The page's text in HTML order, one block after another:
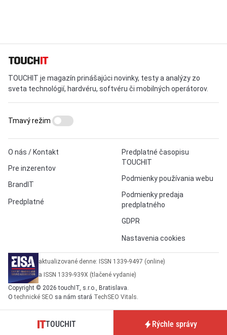
TOUCHIT je magazín prinášajúci novinky, testy a analýzy zo
sveta technológií, hardvéru, softvéru či mobilných operátorov.
O nás / Kontakt
Pre inzerentov
BrandIT
Predplatné
Predplatné časopisu
TOUCHIT
Podmienky používania webu
Podmienky predaja
predplatného
GDPR
Nastavenia cookies
Tmavý režim
aktualizované denne: ISSN 1339-9497 (online)
a ISSN 1339-939X (tlačené vydanie)
Copyright © 2026 touchIT, s.r.o., Bratislava.
Otechnické SEO sa nám stará TechSEO Vitals.
TOUCHIT Rýchle správy